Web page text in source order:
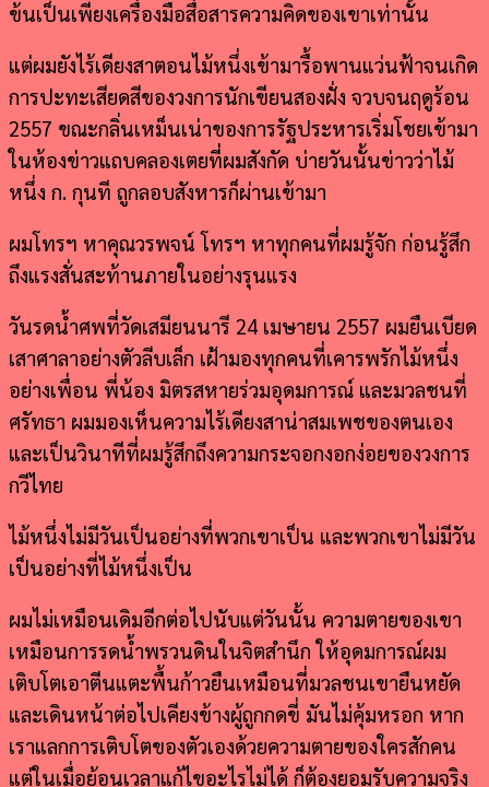
ข้นเป็นเพียงเครื่องมือสื่อสารความคิดของเขาเท่านั้น
แต่ผมยังไร้เดียงสาตอนไม้หนึ่งเข้ามารื้อพานแว่นฟ้าจนเกิด
การปะทะเสียดสีของวงการนักเขียนสองฝั่ง จวบจนฤดูร้อน
2557 ขณะกลิ่นเหม็นเน่าของการรัฐประหารเริ่มโชยเข้ามา
ในห้องข่าวแถบคลองเตยที่ผมสังกัด บ่ายวันนั้นข่าวว่าไม้
หนึ่ง ก. กุนที ถูกลอบสังหารก็ผ่านเข้ามา
ผมโทรฯ หาคุณวรพจน์ โทรฯ หาทุกคนที่ผมรู้จัก ก่อนรู้สึก
ถึงแรงสั่นสะท้านภายในอย่างรุนแรง
วันรดน้ำศพที่วัดเสมียนนารี 24 เมษายน 2557 ผมยืนเบียด
เสาศาลาอย่างตัวลีบเล็ก เฝ้ามองทุกคนที่เคารพรักไม้หนึ่ง
อย่างเพื่อน พี่น้อง มิตรสหายร่วมอุดมการณ์ และมวลชนที่
ศรัทธา ผมมองเห็นความไร้เดียงสาน่าสมเพชของตนเอง
และเป็นวินาทีที่ผมรู้สึกถึงความกระจอกงอกง่อยของวงการ
กวีไทย
ไม้หนึ่งไม่มีวันเป็นอย่างที่พวกเขาเป็น และพวกเขาไม่มีวัน
เป็นอย่างที่ไม้หนึ่งเป็น
ผมไม่เหมือนเดิมอีกต่อไปนับแต่วันนั้น ความตายของเขา
เหมือนการรดน้ำพรวนดินในจิตสำนึก ให้อุดมการณ์ผม
เติบโตเอาตีนแตะพื้นก้าวยืนเหมือนที่มวลชนเขายืนหยัด
และเดินหน้าต่อไปเคียงข้างผู้ถูกกดขี่ มันไม่คุ้มหรอก หาก
เราแลกการเติบโตของตัวเองด้วยความตายของใครสักคน
แต่ในเมื่อย้อนเวลาแก้ไขอะไรไม่ได้ ก็ต้องยอมรับความจริง